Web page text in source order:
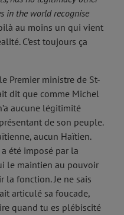
in the world recognise
au moins un qui vient
C’est toujours ça
Premier ministre de St-
dit que comme Michel
aucune légitimité
de son peuple.
aucun Haïtien.
été imposé par la
le maintien au pouvoir
la fonction. Je ne sais
articulé sa foucade,
quand tu es plébiscité